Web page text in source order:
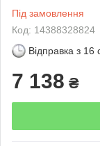
Під замовлення
Код: 14388328824
Відправка з 16
7 138 ₴